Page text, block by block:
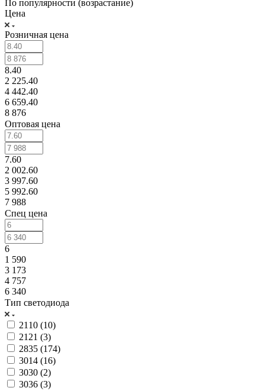
По популярности (возрастание)
Цена
Розничная цена
8.40
2 225.40
4 442.40
6 659.40
8 876
Оптовая цена
7.60
2 002.60
3 997.60
5 992.60
7 988
Спец цена
6
1 590
3 173
4 757
6 340
Тип светодиода
2110 (10)
2121 (3)
2835 (174)
3014 (16)
3030 (2)
3036 (3)